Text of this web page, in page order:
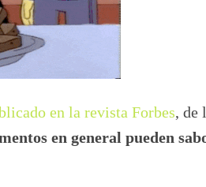
en la revista Forbes, de
en general pueden